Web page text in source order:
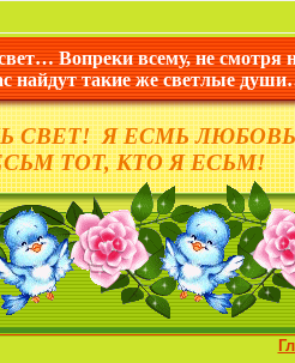
Вопреки всему, не смотря
найдут такие же светлые
СВЕТ! Я ЕСМЬ
ТОТ, КТО Я ЕСЬМ!